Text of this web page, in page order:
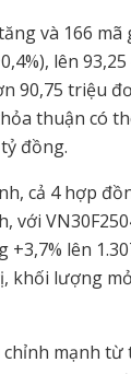
và 166 mã
lên
90,75 triệu
thuận có
đồng.
cả 4 hợp
với
lên
khối lượng
mạnh từ